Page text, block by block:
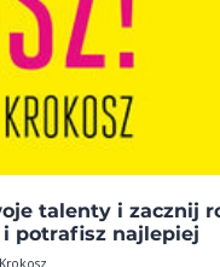
talenty i zacznij
potrafisz najlepiej